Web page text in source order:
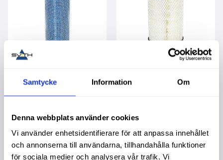
Samtycke Information Om
Denna webbplats använder cookies
Vi använder enhetsidentifierare för att anpassa innehållet
och annonserna till användarna, tillhandahålla funktioner
för sociala medier och analysera vår trafik. Vi
Luftfilter Inre
Garanti 1 år. Köpa större
mängd? Förpackad om 1
Garanti 1 år. Köpa större